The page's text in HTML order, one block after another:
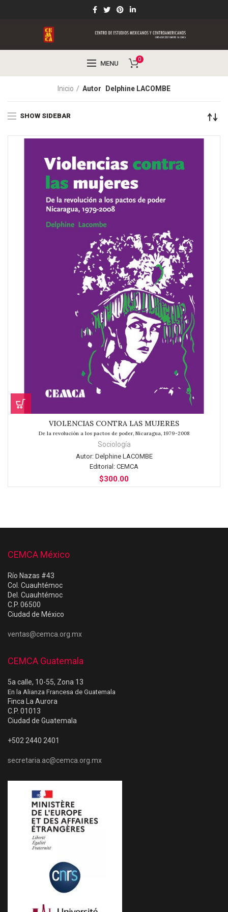
MENU 0
Inicio Autor Delphine LACOMBE
SHOW SIDEBAR
VIOLENCIAS CONTRA LAS MUJERES
De la revolución a los pactos de poder, Nicaragua, 1979-2008
Sociología
Autor:Delphine LACOMBE
Editorial: CEMCA
$300.00
CEMCA México
Río Nazas #43
Col. Cuauhtémoc
Del. Cuauhtémoc
C.P. 06500
Ciudad de México
ventas@cemca.org.mx
CEMCA Guatemala
5a calle, 10-55, Zona 13
En la Alianza Francesa de Guatemala
Finca La Aurora
C.P. 01013
Ciudad de Guatemala
+502 2440 2401
secretaria.ac@cemca.org.mx